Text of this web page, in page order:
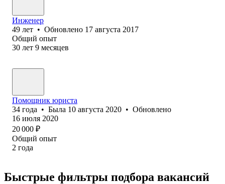
Инженер
49 лет • Обновлено 17 августа 2017
Общий опыт
30 лет 9 месяцев
Помощник юриста
34 года • Была 10 августа 2020 • Обновлено
16 июля 2020
20 000 ₽
Общий опыт
2 года
Быстрые фильтры подбора вакансий